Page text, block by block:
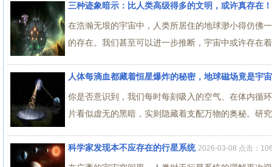
三种迹象暗示：比人类高级得多的文明，或许真存在！
在浩瀚无垠的宇宙中，人类所居住的地球渺小得仿佛
的存在。我们甚至可以进一步推断，宇宙中或许存在
人体每滴血都藏着恒星爆炸的秘密，地球磁场竟是宇
你是否意识到，我们每时每刻吸入的空气、在体内循
片看似虚无的黑暗，实则隐藏着支配万物的奥秘。研
科学家发现本不应存在的行星系统 2026-03-08 点击：